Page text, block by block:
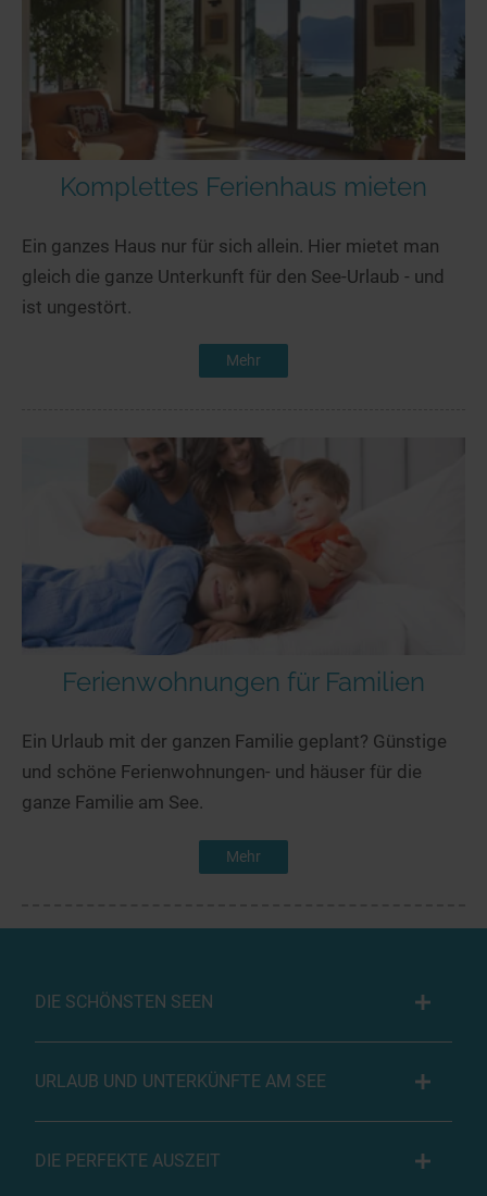
Komplettes Ferienhaus mieten
Ein ganzes Haus nur für sich allein. Hier mietet man
gleich die ganze Unterkunft für den See-Urlaub - und
ist ungestört.
Mehr
Ferienwohnungen für Familien
Ein Urlaub mit der ganzen Familie geplant? Günstige
und schöne Ferienwohnungen- und häuser für die
ganze Familie am See.
Mehr
DIE SCHÖNSTEN SEEN
URLAUB UND UNTERKÜNFTE AM SEE
DIE PERFEKTE AUSZEIT